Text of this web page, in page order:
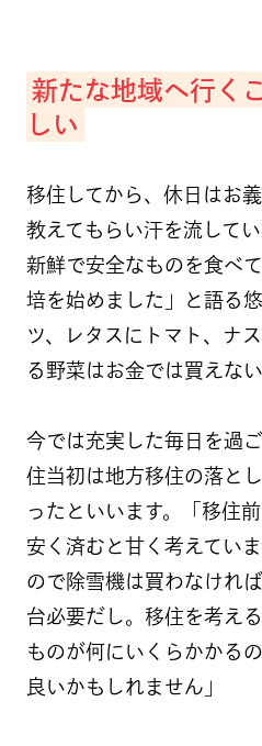
新たな地域へ行く
しい
移住してから、休日はお
教えてもらい汗を流して
新鮮で安全なものを食べ
培を始めました」と語る
ツ、レタスにトマト、ナ
る野菜はお金では買えな
今では充実した毎日を過
住当初は地方移住の落と
ったといいます。「移住
安く済むと甘く考えてい
ので除雪機は買わなけれ
台必要だし。移住を考え
ものが何にいくらかかる
良いかもしれません」